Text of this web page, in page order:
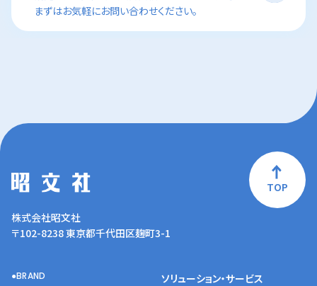
まずはお気軽にお問い合わせください。
TOP
株式会社昭文社
〒102-8238 東京都千代田区麹町3-1
BRAND
ソリューション・サービス